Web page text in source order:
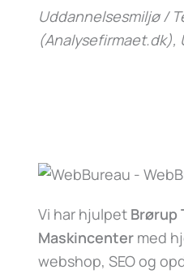
Uddannelsesmiljø /
(Analysefirmaet.dk),
Vi har hjulpet Brørup
Maskincenter med
webshop, SEO og